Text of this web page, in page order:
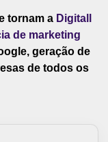
tornam a Digitall
de marketing
geração de
de todos os